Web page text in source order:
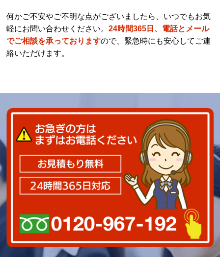
何かご不安やご不明な点がございましたら、いつでもお気
軽にお問い合わせください。24時間365日、電話とメール
でご相談を承っておりますので、緊急時にも安心してご連
絡いただけます。